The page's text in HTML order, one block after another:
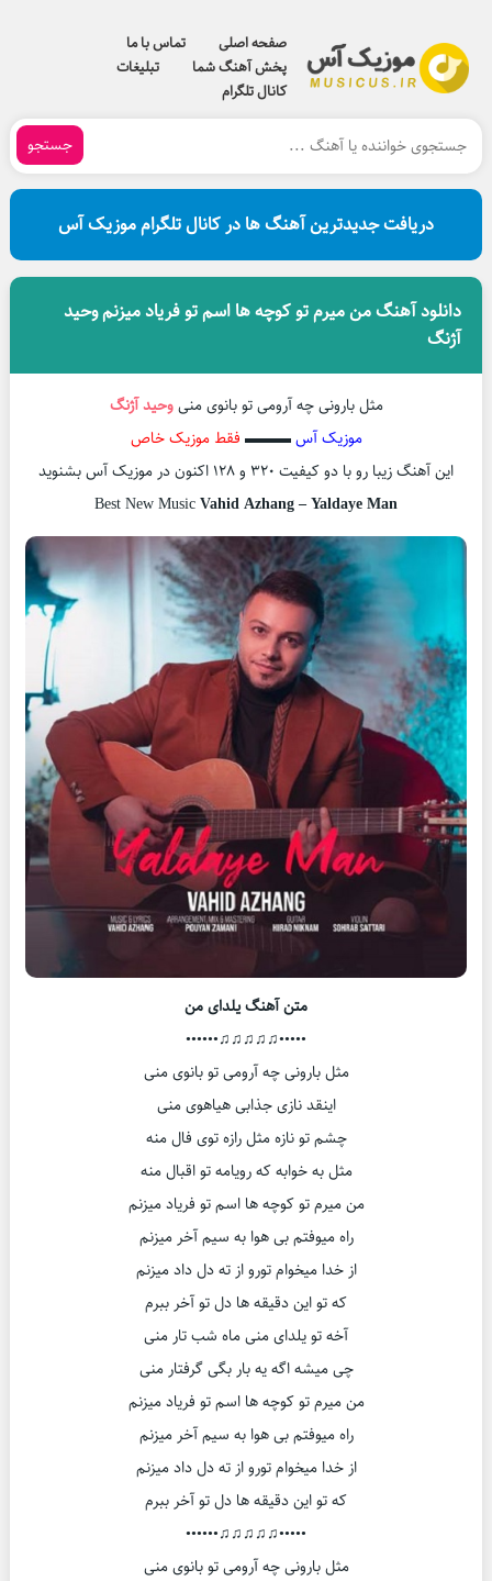
صفحه اصلی
تماس با ما
پخش آهنگ شما
تبلیغات
کانال تلگرام
جستجو
دریافت جدیدترین آهنگ ها در کانال تلگرام موزیک آس
دانلود آهنگ من میرم تو کوچه ها اسم تو فریاد میزنم وحید
آژنگ
مثل بارونی چه آرومی تو بانوی منیوحید آژنگ
موزیک آس▬▬▬ فقط موزیک خاص
این آهنگ زیبا رو با دو کیفیت ۳۲۰ و ۱۲۸ اکنون در موزیک آس بشنوید
Best New MusicVahid Azhang – Yaldaye Man
متن آهنگ یلدای من
•••••♫♫♫♫♫••••••
مثل بارونی چه آرومی تو بانوی منی
اینقد نازی جذابی هیاهوی منی
چشم تو نازه مثل رازه توی فال منه
مثل به خوابه که رویامه تو اقبال منه
من میرم تو کوچه ها اسم تو فریاد میزنم
راه میوفتم بی هوا به سیم آخر میزنم
از خدا میخوام تورو از ته دل داد میزنم
که تو این دقیقه ها دل تو آخر ببرم
آخه تو یلدای منی ماه شب تار منی
چی میشه اگه یه بار بگی گرفتار منی
من میرم تو کوچه ها اسم تو فریاد میزنم
راه میوفتم بی هوا به سیم آخر میزنم
از خدا میخوام تورو از ته دل داد میزنم
که تو این دقیقه ها دل تو آخر ببرم
•••••♫♫♫♫♫••••••
مثل بارونی چه آرومی تو بانوی منی